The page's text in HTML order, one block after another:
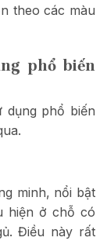
theo các màu
phổ biến
dụng phổ biến
minh, nổi bật
hiện ở chỗ có
Điều này rất